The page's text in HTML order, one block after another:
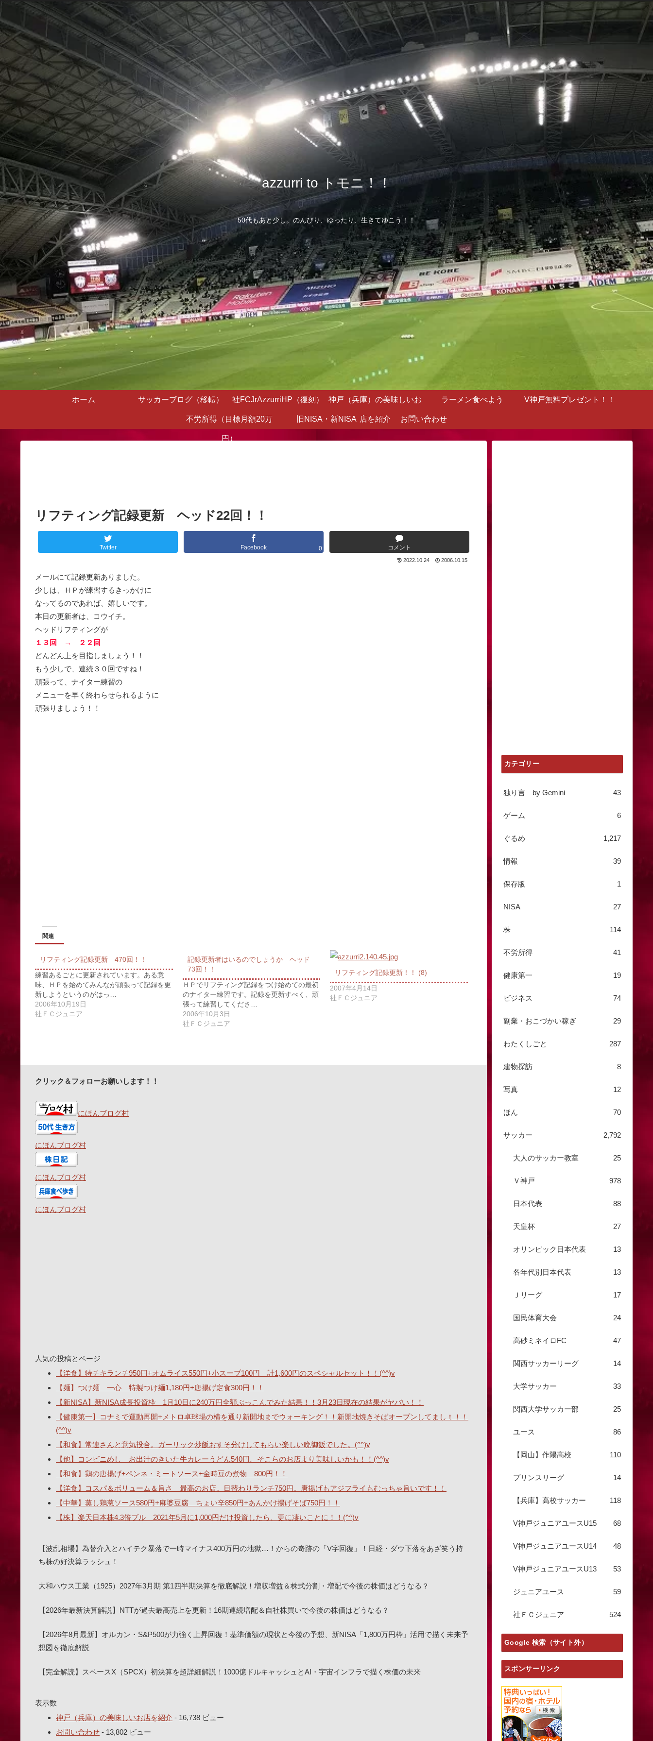
azzurri to トモニ！！
50代もあと少し。のんびり、ゆったり、生きてゆこう！！
ホーム サッカーブログ（移転） 社FCJrAzzurriHP（復刻） 神戸（兵庫）の美味しいお
店を紹介
ラーメン食べよう V神戸無料プレゼント！！
不労所得（目標月額20万
円）
旧NISA・新NISA お問い合わせ
リフティング記録更新 ヘッド22回！！
Twitter Facebook 0 コメント
2022.10.24 2006.10.15
メールにて記録更新ありました。
少しは、ＨＰが練習するきっかけに
なってるのであれば、嬉しいです。
本日の更新者は、コウイチ。
ヘッドリフティングが
１３回 → ２２回
どんどん上を目指しましょう！！
もう少しで、連続３０回ですね！
頑張って、ナイター練習の
メニューを早く終わらせられるように
頑張りましょう！！
関連
リフティング記録更新 470回！！
練習あるごとに更新されています。ある意
味、ＨＰを始めてみんなが頑張って記録を更
新しようというのがはっ…
2006年10月19日
社ＦＣジュニア
記録更新者はいるのでしょうか ヘッド
73回！！
ＨＰでリフティング記録をつけ始めての最初
のナイター練習です。記録を更新すべく、頑
張って練習してくださ…
2006年10月3日
社ＦＣジュニア
リフティング記録更新！！ (8)
2007年4月14日
社ＦＣジュニア
クリック＆フォローお願いします！！
にほんブログ村
にほんブログ村
にほんブログ村
にほんブログ村
人気の投稿とページ
【洋食】特チキランチ950円+オムライス550円+小スープ100円 計1,600円のスペシャルセット！！(^^)v
【麺】つけ麺 一心 特製つけ麺1,180円+唐揚げ定食300円！！
【新NISA】新NISA成長投資枠 1月10日に240万円全額ぶっこんでみた結果！！3月23日現在の結果がヤバい！！
【健康第一】コナミで運動再開+メトロ卓球場の横を通り新開地までウォーキング！！新開地焼きそばオープンしてましｔ！！
(^^)v
【和食】常連さんと意気投合。ガーリック炒飯おすそ分けしてもらい楽しい晩御飯でした。(^^)v
【他】コンビニめし お出汁のきいた牛カレーうどん540円。そこらのお店より美味しいかも！！(^^)v
【和食】鶏の唐揚げ+ペンネ・ミートソース+金時豆の煮物 800円！！
【洋食】コスパ＆ボリューム＆旨さ 最高のお店。日替わりランチ750円。唐揚げもアジフライもむっちゃ旨いです！！
【中華】蒸し鶏葱ソース580円+麻婆豆腐 ちょい辛850円+あんかけ揚げそば750円！！
【株】楽天日本株4.3倍ブル 2021年5月に1,000円だけ投資したら、更に凄いことに！！(^^)v
【波乱相場】為替介入とハイテク暴落で一時マイナス400万円の地獄…！からの奇跡の「V字回復」！日経・ダウ下落をあざ笑う持
ち株の好決算ラッシュ！
大和ハウス工業（1925）2027年3月期 第1四半期決算を徹底解説！増収増益＆株式分割・増配で今後の株価はどうなる？
【2026年最新決算解説】NTTが過去最高売上を更新！16期連続増配＆自社株買いで今後の株価はどうなる？
【2026年8月最新】オルカン・S&P500が力強く上昇回復！基準価額の現状と今後の予想、新NISA「1,800万円枠」活用で描く未来予
想図を徹底解説
【完全解読】スペースX（SPCX）初決算を超詳細解説！1000億ドルキャッシュとAI・宇宙インフラで描く株価の未来
表示数
神戸（兵庫）の美味しいお店を紹介 - 16,738 ビュー
お問い合わせ - 13,802 ビュー
カテゴリー
独り言 by Gemini 43
ゲーム 6
ぐるめ 1,217
情報 39
保存版 1
NISA 27
株 114
不労所得 41
健康第一 19
ビジネス 74
副業・おこづかい稼ぎ 29
わたくしごと 287
建物探訪 8
写真 12
ほん 70
サッカー 2,792
大人のサッカー教室 25
Ｖ神戸 978
日本代表 88
天皇杯 27
オリンピック日本代表 13
各年代別日本代表 13
Ｊリーグ 17
国民体育大会 24
高砂ミネイロFC 47
関西サッカーリーグ 14
大学サッカー 33
関西大学サッカー部 25
ユース 86
【岡山】作陽高校 110
プリンスリーグ 14
【兵庫】高校サッカー 118
V神戸ジュニアユースU15 68
V神戸ジュニアユースU14 48
V神戸ジュニアユースU13 53
ジュニアユース 59
社ＦＣジュニア 524
Google 検索（サイト外）
スポンサーリンク